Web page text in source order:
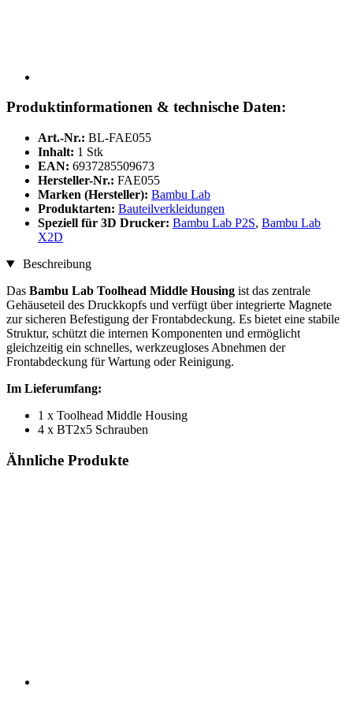
Produktinformationen & technische Daten:
Art.-Nr.: BL-FAE055
Inhalt: 1 Stk
EAN: 6937285509673
Hersteller-Nr.: FAE055
Marken (Hersteller): Bambu Lab
Produktarten: Bauteilverkleidungen
Speziell für 3D Drucker: Bambu Lab P2S, Bambu Lab
X2D
Beschreibung
Das Bambu Lab Toolhead Middle Housing ist das zentrale
Gehäuseteil des Druckkopfs und verfügt über integrierte Magnete
zur sicheren Befestigung der Frontabdeckung. Es bietet eine stabile
Struktur, schützt die internen Komponenten und ermöglicht
gleichzeitig ein schnelles, werkzeugloses Abnehmen der
Frontabdeckung für Wartung oder Reinigung.
Im Lieferumfang:
1 x Toolhead Middle Housing
4 x BT2x5 Schrauben
Ähnliche Produkte